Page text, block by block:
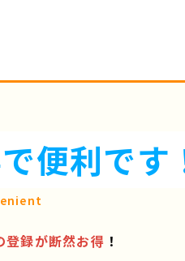
便利です
登録が断然お得 ！